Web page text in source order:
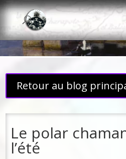
Retour au blog
Le polar
l’été